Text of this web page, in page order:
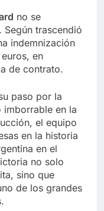
no se
Según trascendió
indemnización
en
de contrato.
paso por la
imborrable en la
el equipo
en la historia
en el
no solo
sino que
de los grandes